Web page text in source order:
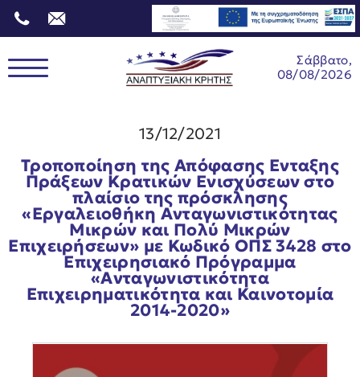
Σάββατο,
08/08/2026
13/12/2021
Τροποποίηση της Απόφασης Ενταξης
Πράξεων Κρατικών Ενισχύσεων στο
πλαίσιο της πρόσκλησης
«Eργαλειοθήκη Ανταγωνιστικότητας
Μικρών και Πολύ Μικρών
Επιχειρήσεων» με Κωδικό ΟΠΣ 3428 στο
Επιχειρησιακό Πρόγραμμα
«Ανταγωνιστικότητα
Επιχειρηματικότητα και Καινοτομία
2014-2020»